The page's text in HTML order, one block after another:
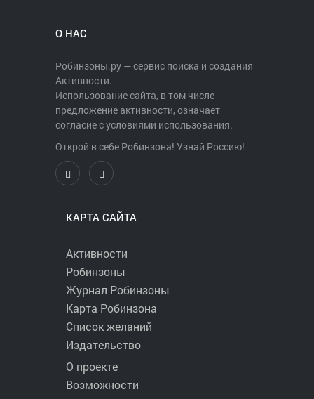
О НАС
Робинзоны.ру — сервис поиска и создания
Активности.
Использование сайта, в том числе
предложение активности, означает
согласие с условиями использования.
Открой в себе Робинзона! Узнай Россию!
КАРТА САЙТА
Активности
Робинзоны
Журнал Робинзоны
Карта Робинзона
Список желаний
Издательство
О проекте
Возможности